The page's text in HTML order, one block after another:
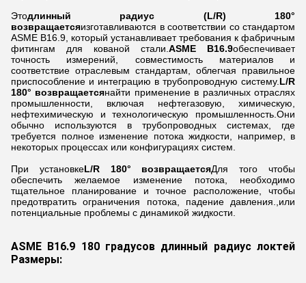
Этодлинный радиус (L/R) 180°
возвращаетсяизготавливаются в соответствии со стандартом
ASME B16.9, который устанавливает требования к фабричным
фитингам для кованой стали. ASME B16.9обеспечивает
точность измерений, совместимость материалов и
соответствие отраслевым стандартам, облегчая правильное
приспособление и интеграцию в трубопроводную систему. L/R
180° возвращаетсянайти применение в различных отраслях
промышленности, включая нефтегазовую, химическую,
нефтехимическую и технологическую промышленность.Они
обычно используются в трубопроводных системах, где
требуется полное изменение потока жидкости, например, в
некоторых процессах или конфигурациях систем.
При установкеL/R 180° возвращаетсяДля того чтобы
обеспечить желаемое изменение потока, необходимо
тщательное планирование и точное расположение, чтобы
предотвратить ограничения потока, падение давления.,или
потенциальные проблемы с динамикой жидкости.
ASME B16.9 180 градусов длинный радиус локтей
Размеры: